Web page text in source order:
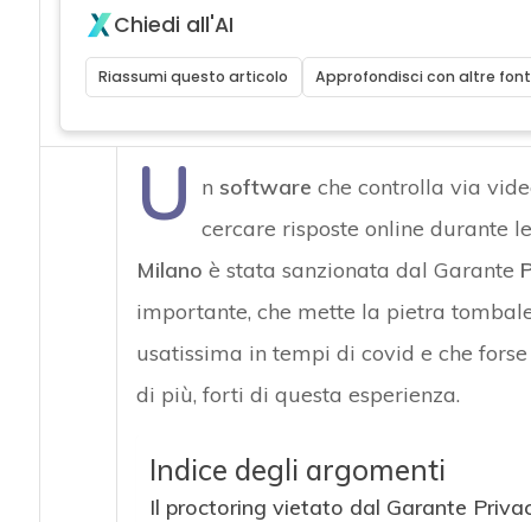
Chiedi all'AI
Riassumi questo articolo Approfondisci con altre
U n software che controlla via
cercare risposte online durante
Milano è stata sanzionata dal Garante
importante, che mette la pietra
usatissima in tempi di covid e che
di più, forti di questa esperienza.
Indice degli argomenti
Il proctoring vietato dal Garante